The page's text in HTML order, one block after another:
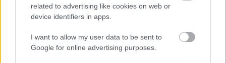
related to advertising like cookies on web or
device identifiers in apps.
I want to allow my user data to be sent to
Google for online advertising purposes.